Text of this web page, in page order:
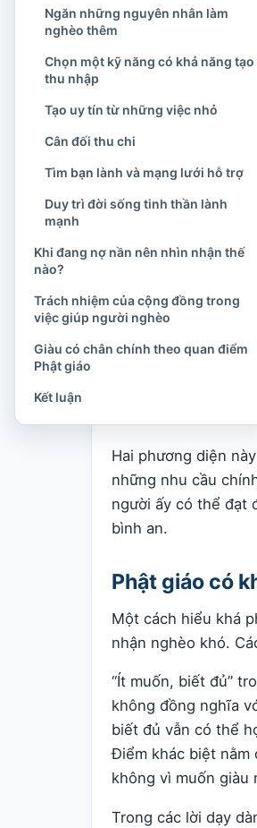
Vì thế, thoát nghèo
làm việc rất vất vả
nhiều người phụ
phải nhìn người
họ nghèo vì kém
Ở bình diện thực tế,
khoản chi không
cầu cơ bản. Ở
quáng và những
Hai phương diện
những nhu cầu
người ấy có thể đạt
bình an.
Phật giáo có
Một cách hiểu khá
nhận nghèo khó.
“Ít muốn, biết đủ”
không đồng nghĩa
biết đủ vẫn có thể
Điểm khác biệt nằm
không vì muốn giàu
Trong các lời dạy
Ngăn những nguyên nhân làm
nghèo thêm
Chọn một kỹ năng có khả năng tạo
thu nhập
Tạo uy tín từ những việc nhỏ
Cân đối thu chi
Tìm bạn lành và mạng lưới hỗ trợ
Duy trì đời sống tinh thần lành
mạnh
Khi đang nợ nần nên nhìn nhận thế
nào?
Trách nhiệm của cộng đồng trong
việc giúp người nghèo
Giàu có chân chính theo quan điểm
Phật giáo
Kết luận